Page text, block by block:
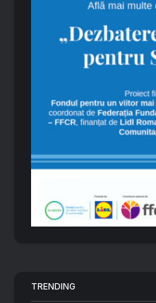
TRENDING